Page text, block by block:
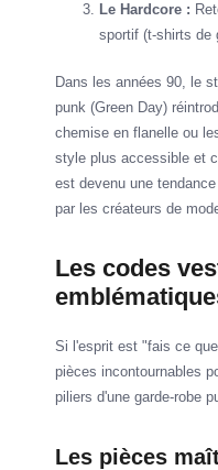
Le Hardcore :
sportif (t-shirts de
Dans les années 90, le
punk (Green Day)
chemise en flanelle ou
style plus accessible et
est devenu une
par les créateurs de
Les codes
Si l'esprit est "fais ce
pièces incontournables
piliers d'une garde-robe
Les pièces